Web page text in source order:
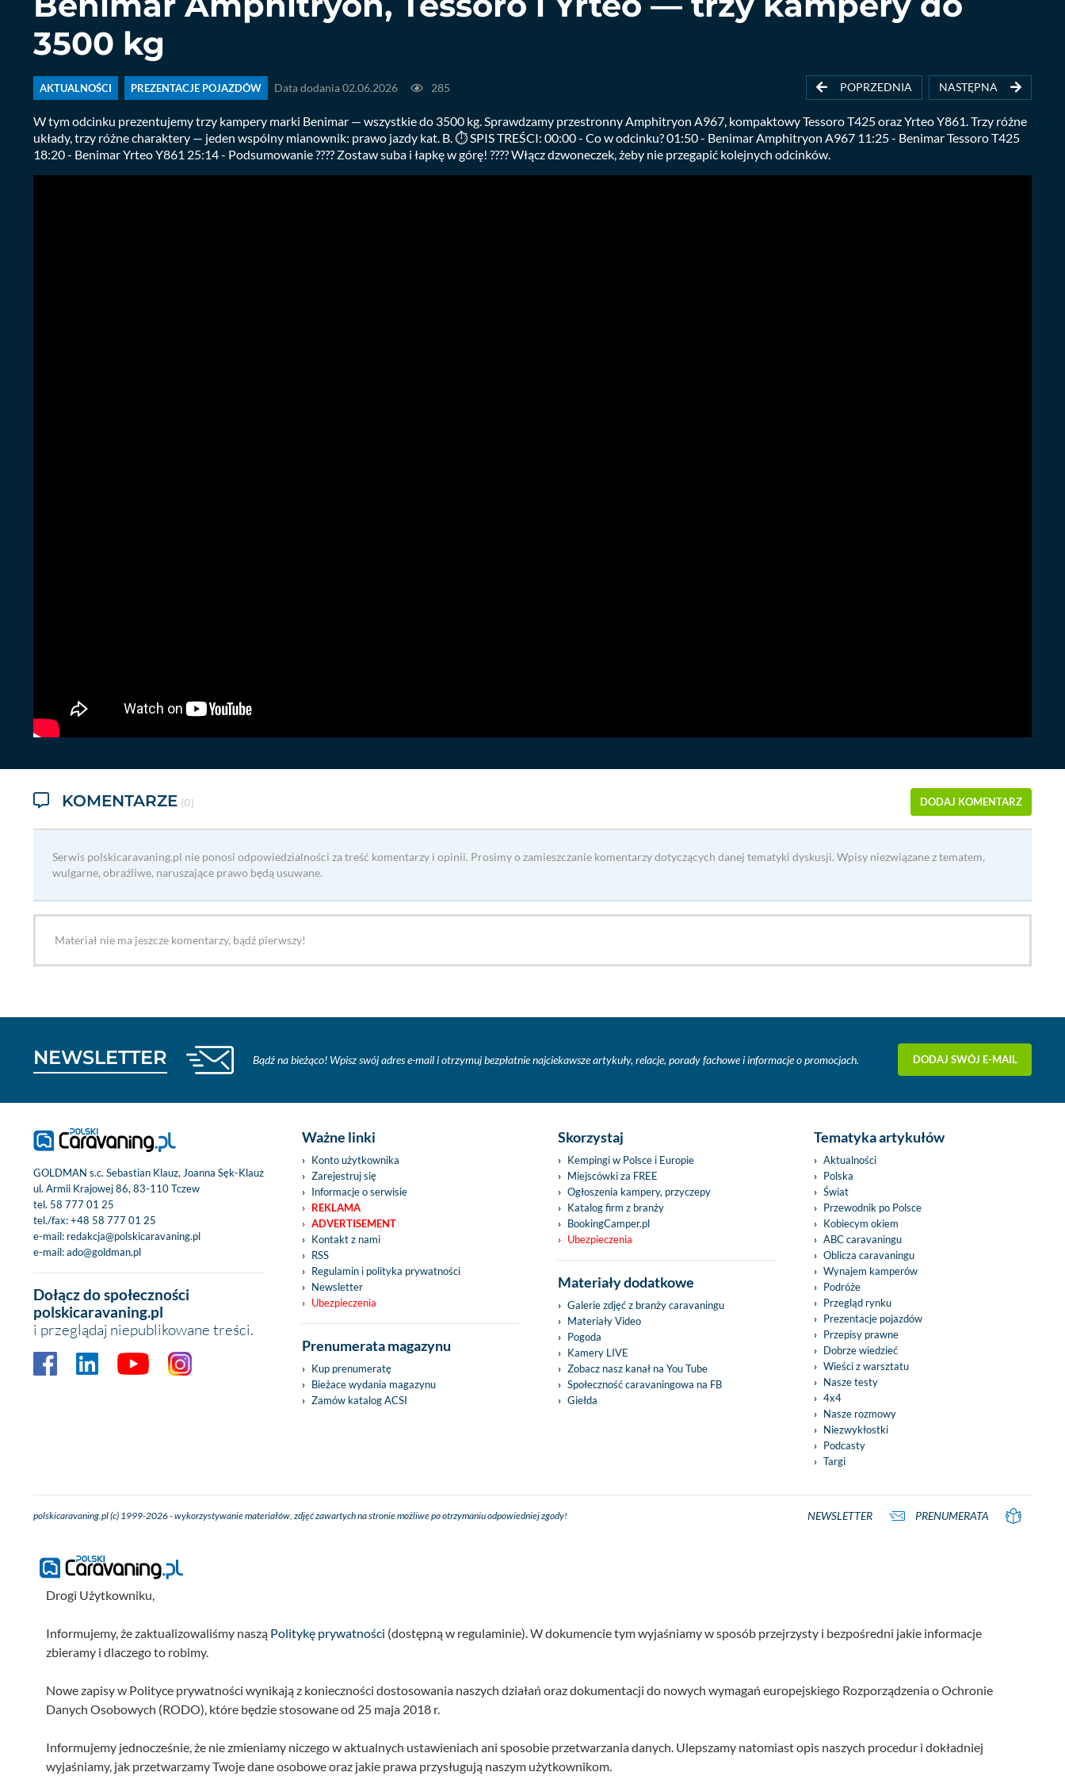
3500 kg
AKTUALNOŚCI PREZENTACJE POJAZDÓW Data dodania 02.06.2026 285 POPRZEDNIA NASTĘPNA
W tym odcinku prezentujemy trzy kampery marki Benimar — wszystkie do 3500 kg. Sprawdzamy przestronny Amphitryon A967, kompaktowy Tessoro T425 oraz Yrteo Y861. Trzy różne
układy, trzy różne charaktery — jeden wspólny mianownik: prawo jazdy kat. B. ⏱️ SPIS TREŚCI: 00:00 - Co w odcinku? 01:50 - Benimar Amphitryon A967 11:25 - Benimar Tessoro T425
18:20 - Benimar Yrteo Y861 25:14 - Podsumowanie ???? Zostaw suba i łapkę w górę! ???? Włącz dzwoneczek, żeby nie przegapić kolejnych odcinków.
KOMENTARZE (0) DODAJ KOMENTARZ
Serwis polskicaravaning.pl nie ponosi odpowiedzialności za treść komentarzy i opinii. Prosimy o zamieszczanie komentarzy dotyczących danej tematyki dyskusji. Wpisy niezwiązane z tematem,
wulgarne, obraźliwe, naruszające prawo będą usuwane.
Materiał nie ma jeszcze komentarzy, bądź pierwszy!
NEWSLETTER Bądź na bieżąco! Wpisz swój adres e-mail i otrzymuj bezpłatnie najciekawsze artykuły, relacje, porady fachowe i informacje o promocjach. DODAJ SWÓJ E-MAIL
GOLDMAN s.c. Sebastian Klauz, Joanna Sęk-Klauz
ul. Armii Krajowej 86, 83-110 Tczew
tel. 58 777 01 25
tel./fax:+48 58 777 01 25
e-mail: redakcja@polskicaravaning.pl
e-mail:ado@goldman.pl
Dołącz do społeczności
polskicaravaning.pl
i przeglądaj niepublikowane treści.
Ważne linki
Konto użytkownika
Zarejestruj się
Informacje o serwisie
REKLAMA
ADVERTISEMENT
Kontakt z nami
RSS
Regulamin i polityka prywatności
Newsletter
Ubezpieczenia
Prenumerata magazynu
Kup prenumeratę
Bieżace wydania magazynu
Zamów katalog ACSI
Skorzystaj
Kempingi w Polsce i Europie
Miejscówki za FREE
Ogłoszenia kampery, przyczepy
Katalog firm z branży
BookingCamper.pl
Ubezpieczenia
Materiały dodatkowe
Galerie zdjęć z branży caravaningu
Materiały Video
Pogoda
Kamery LIVE
Zobacz nasz kanał na You Tube
Społeczność caravaningowa na FB
Giełda
Tematyka artykułów
Aktualności
Polska
Świat
Przewodnik po Polsce
Kobiecym okiem
ABC caravaningu
Oblicza caravaningu
Wynajem kamperów
Podróże
Przegląd rynku
Prezentacje pojazdów
Przepisy prawne
Dobrze wiedzieć
Wieści z warsztatu
Nasze testy
4x4
Nasze rozmowy
Niezwykłostki
Podcasty
Targi
polskicaravaning.pl (c) 1999-2026 - wykorzystywanie materiałów, zdjęć zawartych na stronie możliwe po otrzymaniu odpowiedniej zgody! NEWSLETTER PRENUMERATA
Drogi Użytkowniku,
Informujemy, że zaktualizowaliśmy naszą Politykę prywatności (dostępną w regulaminie). W dokumencie tym wyjaśniamy w sposób przejrzysty i bezpośredni jakie informacje
zbieramy i dlaczego to robimy.
Nowe zapisy w Polityce prywatności wynikają z konieczności dostosowania naszych działań oraz dokumentacji do nowych wymagań europejskiego Rozporządzenia o Ochronie
Danych Osobowych (RODO), które będzie stosowane od 25 maja 2018 r.
Informujemy jednocześnie, że nie zmieniamy niczego w aktualnych ustawieniach ani sposobie przetwarzania danych. Ulepszamy natomiast opis naszych procedur i dokładniej
wyjaśniamy, jak przetwarzamy Twoje dane osobowe oraz jakie prawa przysługują naszym użytkownikom.